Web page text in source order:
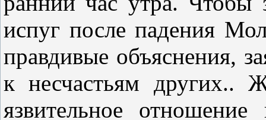
испуг после падения
правдивые объяснения,
к несчастьям других..
язвительное